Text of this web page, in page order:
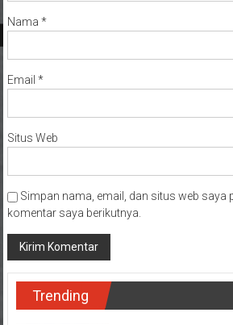
Nama *
Email *
Situs Web
Simpan nama, email, dan situs web saya
komentar saya berikutnya.
Trending